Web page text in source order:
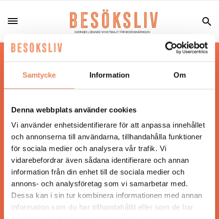
Samtycke Information Om
Denna webbplats använder cookies
Vi använder enhetsidentifierare för att anpassa innehållet
och annonserna till användarna, tillhandahålla funktioner
för sociala medier och analysera vår trafik. Vi
vidarebefordrar även sådana identifierare och annan
information från din enhet till de sociala medier och
annons- och analysföretag som vi samarbetar med.
Dessa kan i sin tur kombinera informationen med annan
information som du har tillhandahållit eller som de har
Hos oss läser du landets mest uppdaterade
nyheter och snackisar inom besöksnäringen.
Besöksliv i sin tryckta form är ett affärsmagasin
Tidningen ges ut avVisita
ANSVARIG UTGIVARE
Jonas Siljhammar
UPPHOVSRÄTT